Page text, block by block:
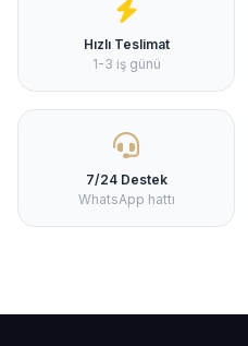
Hızlı Teslimat
1-3 iş günü
7/24 Destek
WhatsApp hattı